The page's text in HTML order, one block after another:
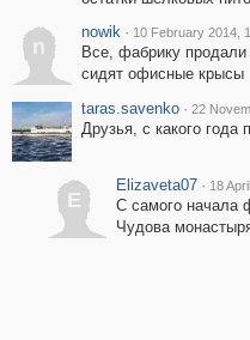
n
nowik · 10 February 2014,
Все, фабрику
сидят офисные крысы
taras.savenko · 22
Друзья, с какого
E
Elizaveta07 · 18
С самого начала
Чудова